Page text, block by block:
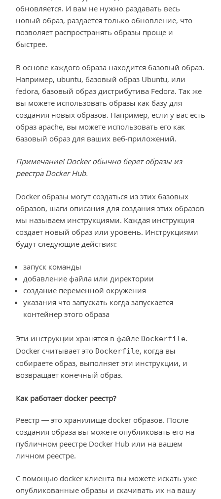
обновляется. И вам не нужно раздавать весь
новый образ, раздается только обновление, что
позволяет распространять образы проще и
быстрее.
В основе каждого образа находится базовый образ.
Например, ubuntu, базовый образ Ubuntu, или
fedora, базовый образ дистрибутива Fedora. Так же
вы можете использовать образы как базу для
создания новых образов. Например, если у вас есть
образ apache, вы можете использовать его как
базовый образ для ваших веб-приложений.
Примечание! Docker обычно берет образы из
реестра Docker Hub.
Docker образы могут создаться из этих базовых
образов, шаги описания для создания этих образов
мы называем инструкциями. Каждая инструкция
создает новый образ или уровень. Инструкциями
будут следующие действия:
запуск команды
добавление файла или директории
создание переменной окружения
указания что запускать когда запускается
контейнер этого образа
Эти инструкции хранятся в файле Dockerfile.
Docker считывает это Dockerfile, когда вы
собираете образ, выполняет эти инструкции, и
возвращает конечный образ.
Как работает docker реестр?
Реестр — это хранилище docker образов. После
создания образа вы можете опубликовать его на
публичном реестре Docker Hub или на вашем
личном реестре.
С помощью docker клиента вы можете искать уже
опубликованные образы и скачивать их на вашу